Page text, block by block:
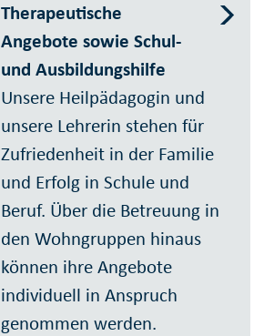
Therapeutische
Angebote sowie Schul-
und Ausbildungshilfe
Unsere Heilpädagogin und
unsere Lehrerin stehen für
Zufriedenheit in der Familie
und Erfolg in Schule und
Beruf. Über die Betreuung in
den Wohngruppen hinaus
können ihre Angebote
individuell in Anspruch
genommen werden.